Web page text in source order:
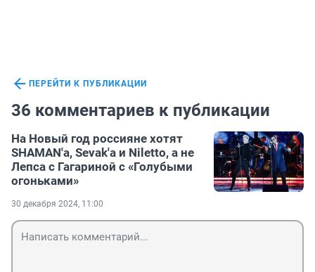
ПЕРЕЙТИ К ПУБЛИКАЦИИ
36 комментариев к публикации
На Новый год россияне хотят
SHAMAN'a, Sevak'a и Niletto, а не
Лепса с Гагариной с «Голубыми
огоньками»
30 декабря 2024, 11:00